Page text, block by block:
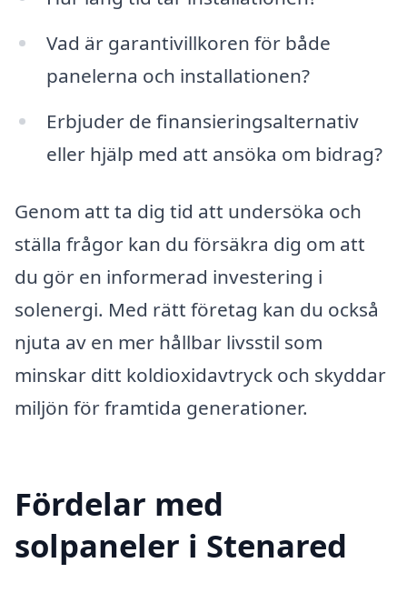
Vad är garantivillkoren för både
panelerna och installationen?
Erbjuder de finansieringsalternativ
eller hjälp med att ansöka om bidrag?
Genom att ta dig tid att undersöka och
ställa frågor kan du försäkra dig om att
du gör en informerad investering i
solenergi. Med rätt företag kan du också
njuta av en mer hållbar livsstil som
minskar ditt koldioxidavtryck och skyddar
miljön för framtida generationer.
Fördelar med
solpaneler i Stenared